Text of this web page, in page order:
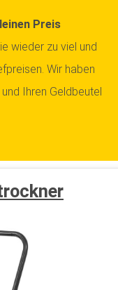
Preis
wieder zu viel und
Wir haben
Ihren Geldbeutel